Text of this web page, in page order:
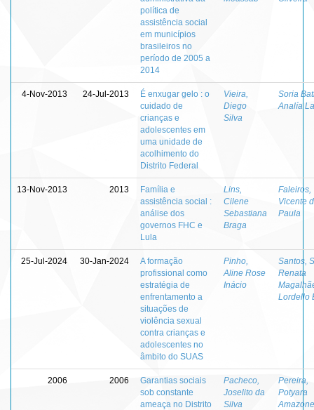
política de
assistência social
em municípios
brasileiros no
período de 2005 a
2014
4-Nov-2013 24-Jul-2013
É enxugar gelo : o
cuidado de
crianças e
adolescentes em
uma unidade de
acolhimento do
Distrito Federal
Vieira,
Diego
Silva
Soria
Analía
13-Nov-2013 2013
Família e
assistência social :
análise dos
governos FHC e
Lula
Lins,
Cilene
Sebastiana
Braga
Faleiros,
Vicente
Paula
25-Jul-2024 30-Jan-2024
A formação
profissional como
estratégia de
enfrentamento a
situações de
violência sexual
contra crianças e
adolescentes no
âmbito do SUAS
Pinho,
Aline Rose
Inácio
Santos,
Renata
Lordello
2006 2006
Garantias sociais
sob constante
ameaça no Distrito
Pacheco,
Joselito da
Silva
Pereira,
Potyara